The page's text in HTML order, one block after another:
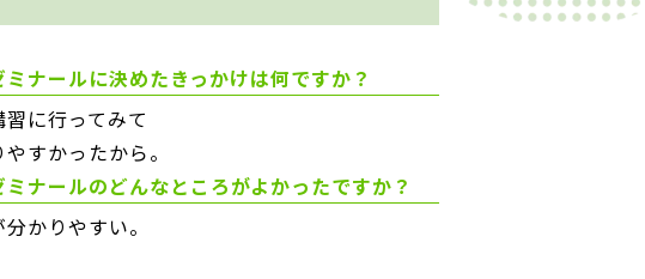
ミナールに決めたきっかけは何ですか？
に行ってみて
すかったから。
ミナールのどんなところがよかったですか？
かりやすい。